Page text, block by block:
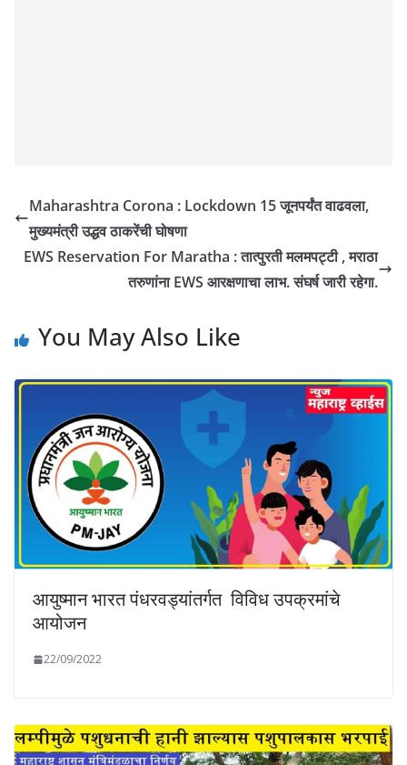
Maharashtra Corona : Lockdown 15 जूनपर्यंत वाढवला,
मुख्यमंत्री उद्धव ठाकरेंची घोषणा
EWS Reservation For Maratha : तात्पुरती मलमपट्टी , मराठा
तरुणांना EWS आरक्षणाचा लाभ. संघर्ष जारी रहेगा.
You May Also Like
आयुष्मान भारत पंधरवड्यांतर्गत विविध उपक्रमांचे
आयोजन
22/09/2022